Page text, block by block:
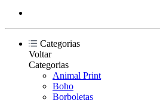
Categorias
Voltar
Categorias
Animal Print
Boho
Borboletas